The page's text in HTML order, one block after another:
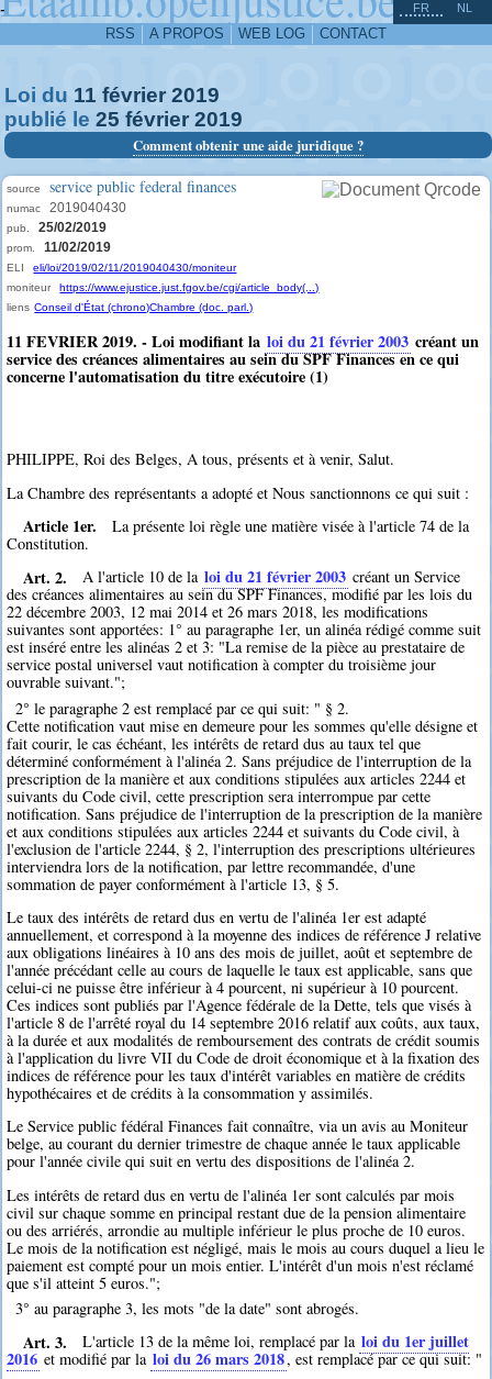
-
RSS A PROPOS WEB LOG CONTACT
FR NL
Loi du 11 février 2019
publié le 25 février 2019
Comment obtenir une aide juridique ?
source service public federal finances
numac 2019040430
pub. 25/02/2019
prom. 11/02/2019
ELI
eli/loi/2019/02/11/2019040430/moniteur
moniteur
https://www.ejustice.just.fgov.be/cgi/article_body(...)
liens Conseil d'État (chrono)Chambre (doc. parl.)
11 FEVRIER 2019. - Loi modifiant la loi du 21 février 2003 créant un
service des créances alimentaires au sein du SPF Finances en ce qui
concerne l'automatisation du titre exécutoire (1)
PHILIPPE, Roi des Belges, A tous, présents et à venir, Salut.
La Chambre des représentants a adopté et Nous sanctionnons ce qui suit :
Article 1er.
La présente loi règle une matière visée à l'article 74 de la
Constitution.
Art. 2. A l'article 10 de la loi du 21 février 2003 créant un Service
des créances alimentaires au sein du SPF Finances, modifié par les lois du
22 décembre 2003, 12 mai 2014 et 26 mars 2018, les modifications
suivantes sont apportées: 1° au paragraphe 1er, un alinéa rédigé comme suit
est inséré entre les alinéas 2 et 3: "La remise de la pièce au prestataire de
service postal universel vaut notification à compter du troisième jour
ouvrable suivant.";
2° le paragraphe 2 est remplacé par ce qui suit: " § 2.
Cette notification vaut mise en demeure pour les sommes qu'elle désigne et
fait courir, le cas échéant, les intérêts de retard dus au taux tel que
déterminé conformément à l'alinéa 2. Sans préjudice de l'interruption de la
prescription de la manière et aux conditions stipulées aux articles 2244 et
suivants du Code civil, cette prescription sera interrompue par cette
notification. Sans préjudice de l'interruption de la prescription de la manière
et aux conditions stipulées aux articles 2244 et suivants du Code civil, à
l'exclusion de l'article 2244, § 2, l'interruption des prescriptions ultérieures
interviendra lors de la notification, par lettre recommandée, d'une
sommation de payer conformément à l'article 13, § 5.
Le taux des intérêts de retard dus en vertu de l'alinéa 1er est adapté
annuellement, et correspond à la moyenne des indices de référence J relative
aux obligations linéaires à 10 ans des mois de juillet, août et septembre de
l'année précédant celle au cours de laquelle le taux est applicable, sans que
celui-ci ne puisse être inférieur à 4 pourcent, ni supérieur à 10 pourcent.
Ces indices sont publiés par l'Agence fédérale de la Dette, tels que visés à
l'article 8 de l'arrêté royal du 14 septembre 2016 relatif aux coûts, aux taux,
à la durée et aux modalités de remboursement des contrats de crédit soumis
à l'application du livre VII du Code de droit économique et à la fixation des
indices de référence pour les taux d'intérêt variables en matière de crédits
hypothécaires et de crédits à la consommation y assimilés.
Le Service public fédéral Finances fait connaître, via un avis au Moniteur
belge, au courant du dernier trimestre de chaque année le taux applicable
pour l'année civile qui suit en vertu des dispositions de l'alinéa 2.
Les intérêts de retard dus en vertu de l'alinéa 1er sont calculés par mois
civil sur chaque somme en principal restant due de la pension alimentaire
ou des arriérés, arrondie au multiple inférieur le plus proche de 10 euros.
Le mois de la notification est négligé, mais le mois au cours duquel a lieu le
paiement est compté pour un mois entier. L'intérêt d'un mois n'est réclamé
que s'il atteint 5 euros.";
3° au paragraphe 3, les mots "de la date" sont abrogés.
Art. 3. L'article 13 de la même loi, remplacé par la loi du 1er juillet
2016 et modifié par la loi du 26 mars 2018, est remplacé par ce qui suit: "
^